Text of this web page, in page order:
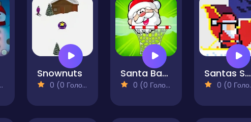
Snownuts
0 (0 Голосів)
Santa Basket
0 (0 Голосів)
Santas Secret Gift
0 (0 Голосів)